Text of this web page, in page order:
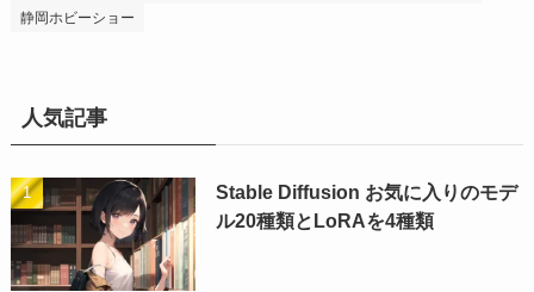
静岡ホビーショー
人気記事
Stable Diffusion お気に入りのモデ
ル20種類とLoRAを4種類